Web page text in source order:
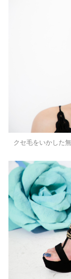
クセ毛をいかした